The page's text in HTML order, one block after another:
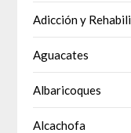
Adicción y
Aguacates
Albaricoques
Alcachofa